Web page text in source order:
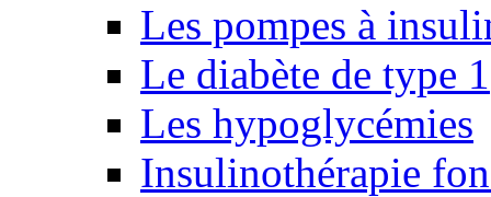
Les pompes à
Le diabète de type 1
Les hypoglycémies
Insulinothérapie